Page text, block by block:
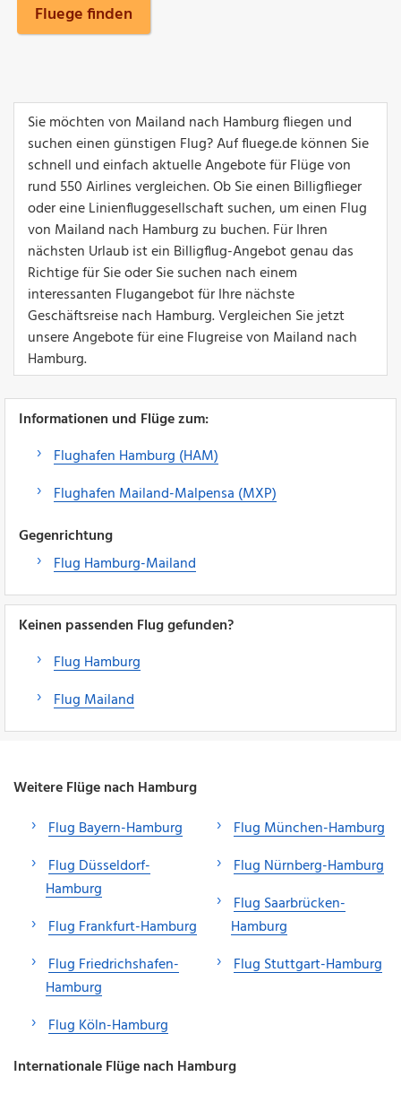
Fluege finden
Sie möchten von Mailand nach Hamburg fliegen und
suchen einen günstigen Flug? Auf fluege.de können Sie
schnell und einfach aktuelle Angebote für Flüge von
rund 550 Airlines vergleichen. Ob Sie einen Billigflieger
oder eine Linienfluggesellschaft suchen, um einen Flug
von Mailand nach Hamburg zu buchen. Für Ihren
nächsten Urlaub ist ein Billigflug-Angebot genau das
Richtige für Sie oder Sie suchen nach einem
interessanten Flugangebot für Ihre nächste
Geschäftsreise nach Hamburg. Vergleichen Sie jetzt
unsere Angebote für eine Flugreise von Mailand nach
Hamburg.
Informationen und Flüge zum:
Flughafen Hamburg (HAM)
Flughafen Mailand-Malpensa (MXP)
Gegenrichtung
Flug Hamburg-Mailand
Keinen passenden Flug gefunden?
Flug Hamburg
Flug Mailand
Weitere Flüge nach Hamburg
Flug Bayern-Hamburg
Flug Düsseldorf-
Hamburg
Flug Frankfurt-Hamburg
Flug Friedrichshafen-
Hamburg
Flug Köln-Hamburg
Flug München-Hamburg
Flug Nürnberg-Hamburg
Flug Saarbrücken-
Hamburg
Flug Stuttgart-Hamburg
Internationale Flüge nach Hamburg